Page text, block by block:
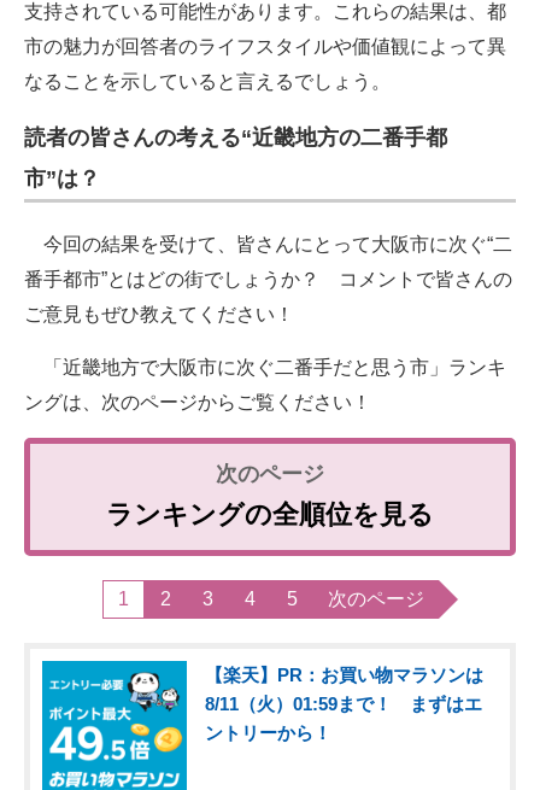
支持されている可能性があります。これらの結果は、都
市の魅力が回答者のライフスタイルや価値観によって異
なることを示していると言えるでしょう。
読者の皆さんの考える“近畿地方の二番手都
市”は？
今回の結果を受けて、皆さんにとって大阪市に次ぐ“二
番手都市”とはどの街でしょうか？ コメントで皆さんの
ご意見もぜひ教えてください！
「近畿地方で大阪市に次ぐ二番手だと思う市」ランキ
ングは、次のページからご覧ください！
ランキングの全順位を見る
1 2 3 4 5 次のページ
【楽天】PR：お買い物マラソンは
8/11（火）01:59まで！ まずはエ
ントリーから！